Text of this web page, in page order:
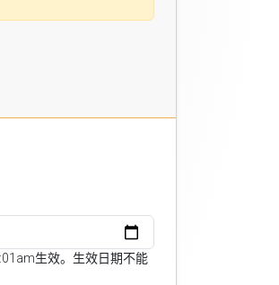
生效。生效日期不能